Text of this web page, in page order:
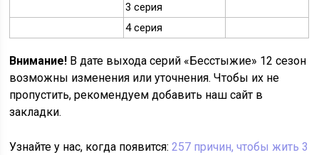
3 серия
4 серия
Внимание! В дате выхода серий «Бесстыжие» 12 сезон
возможны изменения или уточнения. Чтобы их не
пропустить, рекомендуем добавить наш сайт в
закладки.
Узнайте у нас, когда появится:257 причин, чтобы жить 3